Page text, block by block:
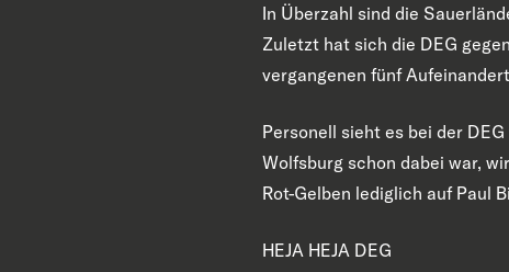
In Überzahl sind die
Zuletzt hat sich die DEG
vergangenen fünf
Personell sieht es bei der
Wolfsburg schon dabei war,
Rot-Gelben lediglich auf Paul
HEJA HEJA DEG